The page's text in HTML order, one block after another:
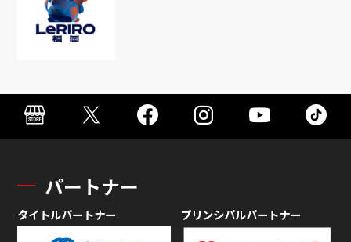
パートナー
タイトルパートナー プリンシパルパートナー